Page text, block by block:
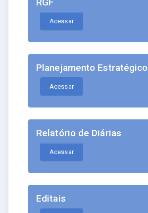
Acessar
Planejamento Estratégico
Acessar
Relatório de Diárias
Acessar
Editais